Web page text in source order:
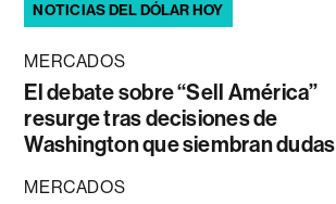
NOTICIAS DEL DÓLAR HOY
MERCADOS
El debate sobre “Sell América”
resurge tras decisiones de
Washington que siembran dudas
MERCADOS